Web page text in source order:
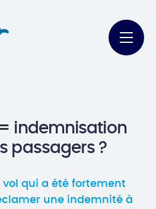
indemnisation
passagers ?
vol qui a été fortement
une indemnité à